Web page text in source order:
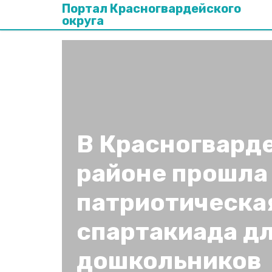
Портал Красногвардейского
округа
В
районе прошла
спартакиада
дошкольников